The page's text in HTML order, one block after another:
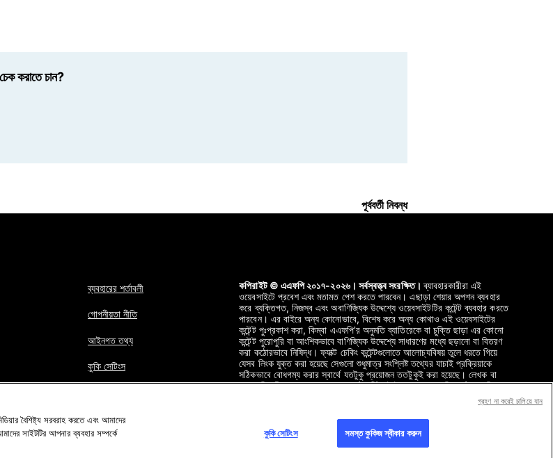
করাতে চান?
পূর্ববর্তী নিবন্ধ
ব্যবহারের শর্তাবলী
গোপনীয়তা নীতি
আইনগত তথ্য
কুকি সেটিংস
কপিরাইট © এএফপি ২০১৭-২০২৬। সর্বস্বত্ত্ব সংরক্ষিত।ব্যাবহারকারীরা এই
ওয়েবসাইটে প্রবেশ এবং মতামত পেশ করতে পারবেন। এছাড়া শেয়ার অপশন ব্যবহার
করে ব্যক্তিগত, নিজস্ব এবং অবাণিজ্যিক উদ্দেশ্যে ওয়েবসাইটটির কন্টেন্ট ব্যবহার করতে
পারবেন। এর বাইরে অন্য কোনোভাবে, বিশেষ করে অন্য কোথাও এই ওয়েবসাইটের
কন্টেন্ট পুঃপ্রকাশ করা, কিম্বা এএফপি'র অনুমতি ব্যাতিরেকে বা চুক্তি ছাড়া এর কোনো
কন্টেন্ট পুরোপুরি বা আংশিকভাবে বাণিজ্যিক উদ্দেশ্যে সাধারণের মধ্যে ছড়ানো বা বিতরণ
করা কঠোরভাবে নিষিদ্ধ। ফ্যাক্ট চেকিং কন্টেন্টগুলোতে আলোচ্যবিষয় তুলে ধরতে গিয়ে
যেসব লিংক যুক্ত করা হয়েছে সেগুলো শুধুমাত্র সংশ্লিষ্ট তথ্যের যাচাই প্রক্রিয়াকে
সঠিকভাবে বোধগম্য করার স্বার্থে যতটুকু প্রয়োজন ততটুকুই করা হয়েছে। লেখক বা
স্বত্ত্বাধিকারীদের কাছ থেকে এসব থার্ড-পার্টি কন্টেন্টের স্বস্ত্ব এএফপি অর্জন করেনি এবং
এগুলো সংক্রান্ত কোনো দায়বদ্ধতা বহন করে না। এএফপি এবং এর লোগো'র স্বত্ত্ব
বৈশিষ্ট্য সরবরাহ করতে এবং আমাদের
সাইটটির আপনার ব্যবহার সম্পর্কে
কুকি সেটিংস সমস্ত কুকিজ স্বীকার করুন
গ্রহণ না করেই চালিয়ে যান